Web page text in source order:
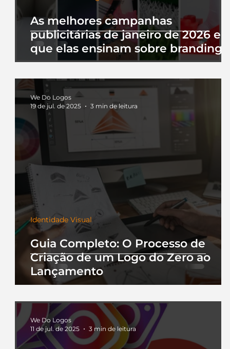
As melhores campanhas
publicitárias de janeiro de 2026 e
que elas ensinam sobre branding
Guia Completo: O Processo de
Criação de um Logo do Zero ao
Lançamento
Identidade Visual
We Do Logos
19 de jul. de 2025
3 min de leitura
We Do Logos
11 de jul. de 2025
3 min de leitura